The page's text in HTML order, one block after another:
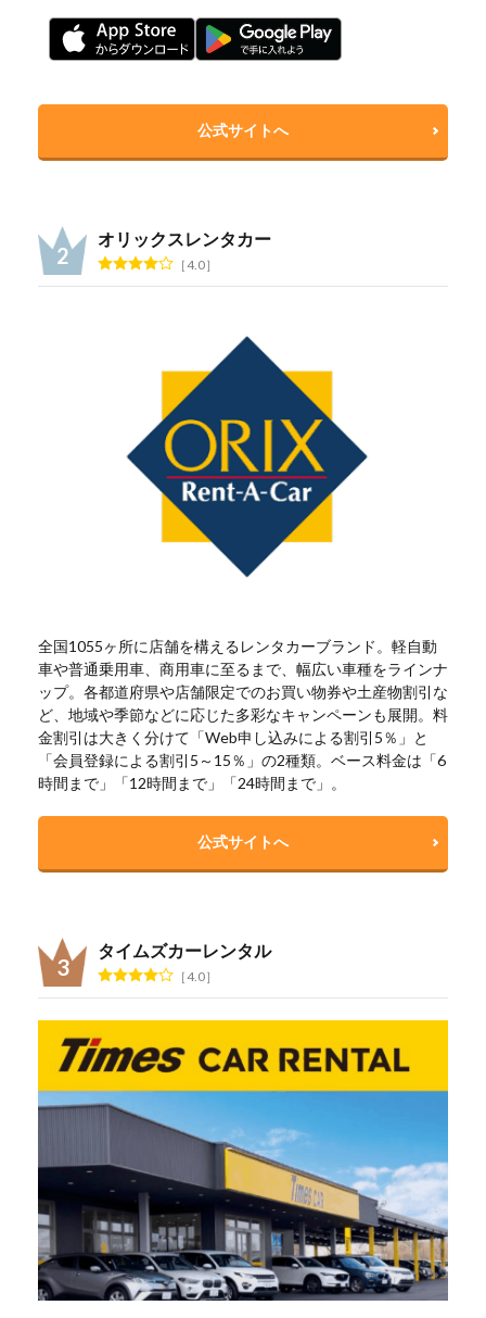
公式サイトへ
オリックスレンタカー
4.0
全国1055ヶ所に店舗を構えるレンタカーブランド。軽自動
車や普通乗用車、商用車に至るまで、幅広い車種をラインナ
ップ。各都道府県や店舗限定でのお買い物券や土産物割引な
ど、地域や季節などに応じた多彩なキャンペーンも展開。料
金割引は大きく分けて「Web申し込みによる割引5％」と
「会員登録による割引5～15％」の2種類。ベース料金は「6
時間まで」「12時間まで」「24時間まで」。
公式サイトへ
タイムズカーレンタル
4.0